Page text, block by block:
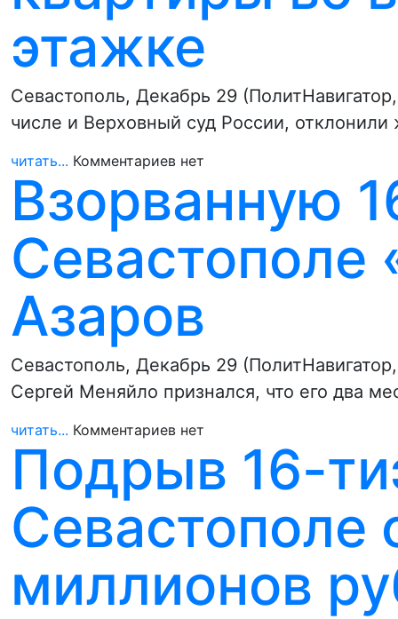
этажке
Севастополь, Декабрь 29
числе и Верховный суд России,
читать... Комментариев нет
Взорванную
Севастополе
Азаров
Севастополь, Декабрь 29
Сергей Меняйло признался, что его два
читать... Комментариев нет
Подрыв 16-
Севастополе
миллионов